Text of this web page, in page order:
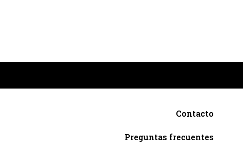
Contacto
Preguntas frecuentes